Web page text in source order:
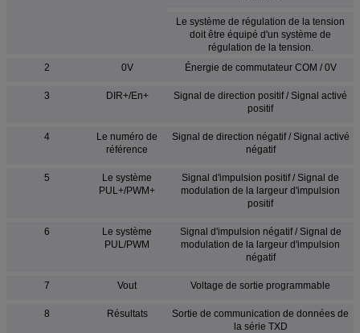
Le système de régulation de la tension
doit être équipé d'un système de
régulation de la tension.
2
0V Énergie de commutateur COM / 0V
3 DIR+/En+
Signal de direction positif / Signal activé
positif
4
Le numéro de
référence
Signal de direction négatif / Signal activé
négatif
5
Le système
PUL+/PWM+
Signal d'impulsion positif / Signal de
modulation de la largeur d'impulsion
positif
6
Le système
PUL/PWM
Signal d'impulsion négatif / Signal de
modulation de la largeur d'impulsion
négatif
7 Vout Voltage de sortie programmable
8 Résultats
Sortie de communication de données de
la série TXD